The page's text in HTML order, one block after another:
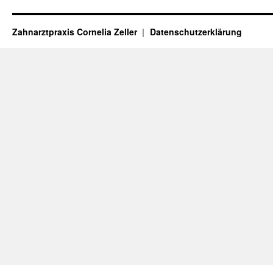
Zahnarztpraxis Cornelia Zeller Datenschutzerklärung